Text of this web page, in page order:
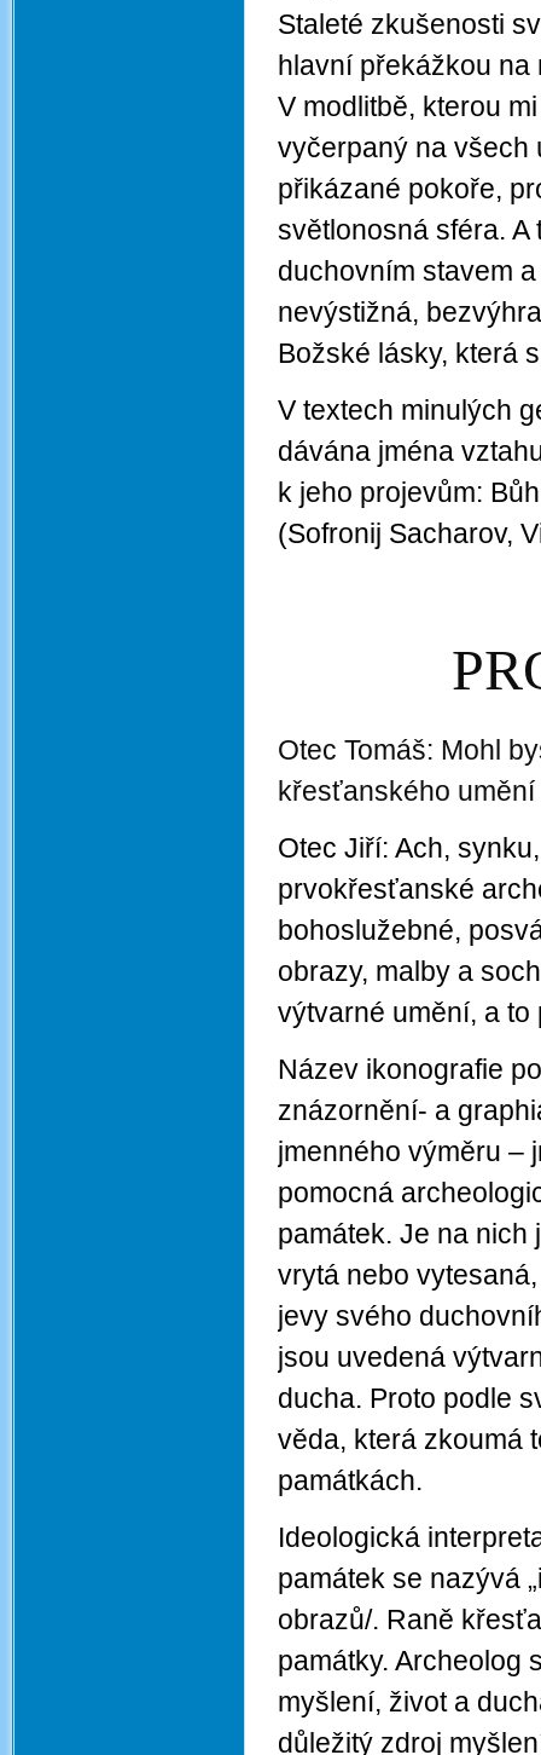
Staleté zkušenosti
hlavní překážkou
V modlitbě, kterou
vyčerpaný na všech
přikázané pokoře,
světlonosná sféra.
duchovním stavem
nevýstižná,
Božské lásky, která
V textech minulých
dávána jména
k jeho projevům:
(Sofronij Sacharov,
Otec Tomáš: Mohl
křesťanského
Otec Jiří: Ach,
prvokřesťanské
bohoslužebné,
obrazy, malby a
výtvarné umění, a
Název ikonografie
znázornění- a
jmenného výměru –
pomocná
památek. Je na nich
vrytá nebo
jevy svého
jsou uvedená
ducha. Proto podle
věda, která zkoumá
památkách.
Ideologická
památek se nazývá
obrazů/. Raně
památky. Archeolog
myšlení, život a
důležitý zdroj